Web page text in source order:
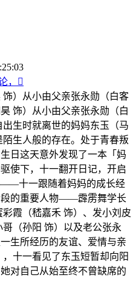
，

饰）从小由父亲张永勋（白客
饰）从小由父亲张永勋（白
生时就离世的妈妈东玉（马
生人般的存在。处于青春叛
日这天意外发现了一本「妈
使下，十一翻开日记，开启
——十一跟随着妈妈的成长经
段的重要人物——霹雳舞学长
彩霞（嵇嘉禾 饰）、发小刘皮
（孙阳 饰）以及老公张永
生所经历的友谊、爱情与亲
十一看见了东玉短暂却向阳
对自己从始至终不曾缺席的